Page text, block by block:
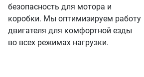
безопасность для мотора и
коробки. Мы оптимизируем работу
двигателя для комфортной езды
во всех режимах нагрузки.